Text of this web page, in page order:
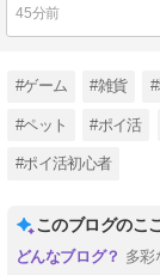
45分前
#ゲーム #雑貨
#ペット #ポイ活
#ポイ活初心者
このブログのこ
多彩